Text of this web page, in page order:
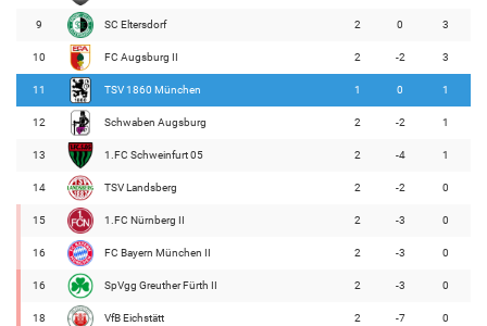
9 SC Eltersdorf 2 0 3
10 FC Augsburg II 2 -2 3
11 TSV 1860 München 1 0 1
12 Schwaben Augsburg 2 -2 1
13 1.FC Schweinfurt 05 2 -4 1
14 TSV Landsberg 2 -2 0
15 1.FC Nürnberg II 2 -3 0
16 FC Bayern München II 2 -3 0
16 SpVgg Greuther Fürth II 2 -3 0
18 VfB Eichstätt 2 -7 0